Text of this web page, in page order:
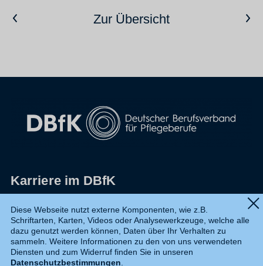
Vorheriger ArtikelZur ÜbersichtNächster Artikel
Karriere im DBfK
Datenschutz
Shop
Diese Webseite nutzt externe Komponenten, wie z.B.
Schriftarten, Karten, Videos oder Analysewerkzeuge, welche alle
dazu genutzt werden können, Daten über Ihr Verhalten zu
sammeln. Weitere Informationen zu den von uns verwendeten
Diensten und zum Widerruf finden Sie in unseren
Datenschutzbestimmungen.